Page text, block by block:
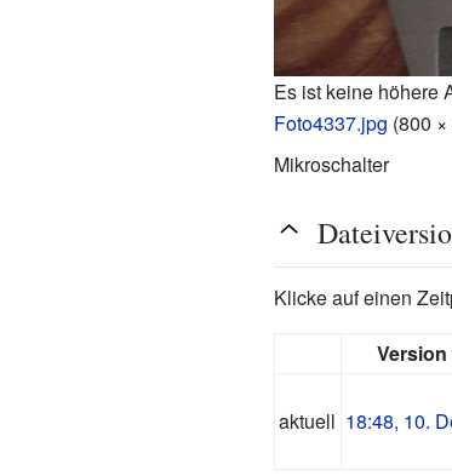
Es ist keine höhere
Foto4337.jpg (800
Mikroschalter
Klicke auf einen
aktuell 18:48, 10.